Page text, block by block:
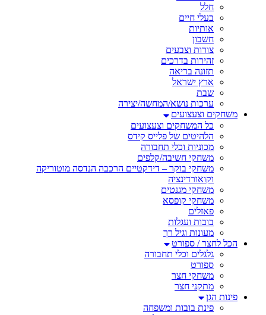
חלל
בעלי חיים
אותיות
חשבון
צורות וצבעים
זהירות בדרכים
תזונה בריאה
ארץ ישראל
שבת
ערכות נושא/המחשה/יצירה
משחקים וצעצועים
כל המשחקים וצעצועים
הלהיטים של פלייס קידס
מכוניות וכלי תחבורה
משחקי חשיבה/קלפים
משחקי בוקר – דידקטיים הרכבה הנדסה מוטוריקה
וקואורדינציה
משחקי מגנטים
משחקי קופסא
פאזלים
בובות ועגלות
מעונות וגיל רך
הכל לחצר / ספורט
גלגלים וכלי תחבורה
ספורט
משחקי חצר
מתקני חצר
פינות הגן
פינת בובות ומשפחה